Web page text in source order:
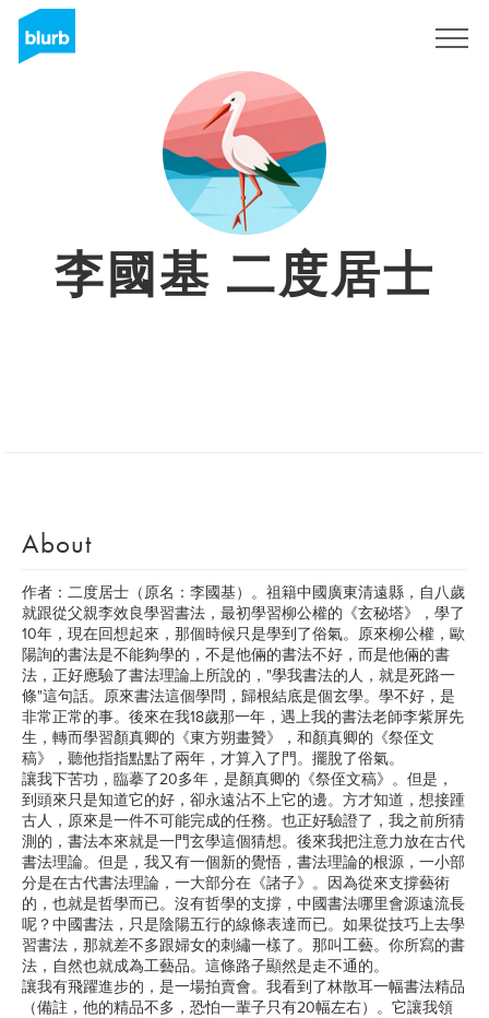
李國基 二度居士
About
作者：二度居士（原名：李國基）。祖籍中國廣東清遠縣，自八歲
就跟從父親李效良學習書法，最初學習柳公權的《玄秘塔》，學了
10年，現在回想起來，那個時候只是學到了俗氣。原來柳公權，歐
陽詢的書法是不能夠學的，不是他倆的書法不好，而是他倆的書
法，正好應驗了書法理論上所說的，"學我書法的人，就是死路一
條"這句話。原來書法這個學問，歸根結底是個玄學。學不好，是
非常正常的事。後來在我18歲那一年，遇上我的書法老師李紫屏先
生，轉而學習顏真卿的《東方朔畫贊》，和顏真卿的《祭侄文
稿》，聽他指指點點了兩年，才算入了門。擺脫了俗氣。
讓我下苦功，臨摹了20多年，是顏真卿的《祭侄文稿》。但是，
到頭來只是知道它的好，卻永遠沾不上它的邊。方才知道，想接踵
古人，原來是一件不可能完成的任務。也正好驗證了，我之前所猜
測的，書法本來就是一門玄學這個猜想。後來我把注意力放在古代
書法理論。但是，我又有一個新的覺悟，書法理論的根源，一小部
分是在古代書法理論，一大部分在《諸子》。因為從來支撐藝術
的，也就是哲學而已。沒有哲學的支撐，中國書法哪里會源遠流長
呢？中國書法，只是陰陽五行的線條表達而已。如果從技巧上去學
習書法，那就差不多跟婦女的刺繡一樣了。那叫工藝。你所寫的書
法，自然也就成為工藝品。這條路子顯然是走不通的。
讓我有飛躍進步的，是一場拍賣會。我看到了林散耳一幅書法精品
（備註，他的精品不多，恐怕一輩子只有20幅左右）。它讓我領